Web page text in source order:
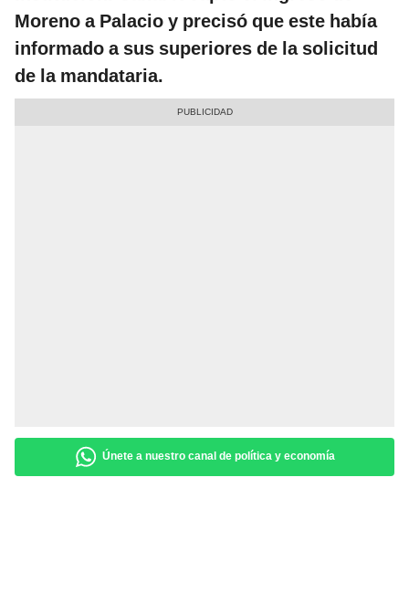
Moreno a Palacio y precisó que este había
informado a sus superiores de la solicitud
de la mandataria.
Únete a nuestro canal de política y economía